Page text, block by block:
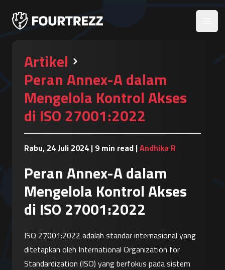
Artikel
Peran Annex-A dalam
Mengelola Kontrol Akses
di ISO 27001:2022
Rabu, 24 Juli 2024 | 9 min read |Andhika R
Peran Annex-A dalam
Mengelola Kontrol Akses
di ISO 27001:2022
ISO 27001:2022 adalah standar internasional yang
ditetapkan oleh International Organization for
Standardization (ISO) yang berfokus pada sistem